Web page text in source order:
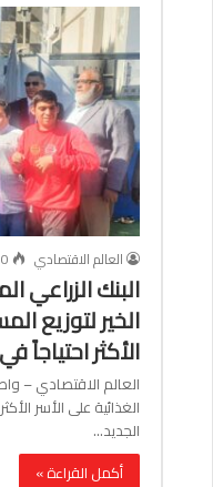
العالم الاقتصادي
0
البنك
الخير لتوزيع
الأكثر احتياجاً
العالم الاقتصادي –
الغذائية على الأسر
الجديد…
أكمل القراءة »